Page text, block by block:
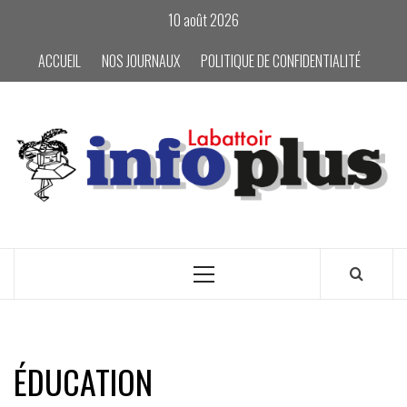
content
10 août 2026
ACCUEIL
NOS JOURNAUX POLITIQUE DE CONFIDENTIALITÉ
Primary
ÉDUCATION